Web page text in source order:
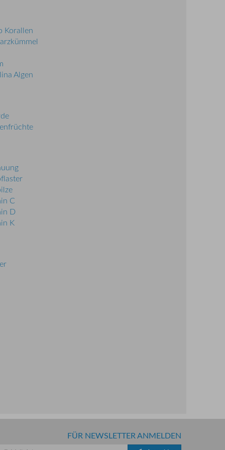
Korallen
Algen
C
D
K
FÜR NEWSLETTER ANMELDEN